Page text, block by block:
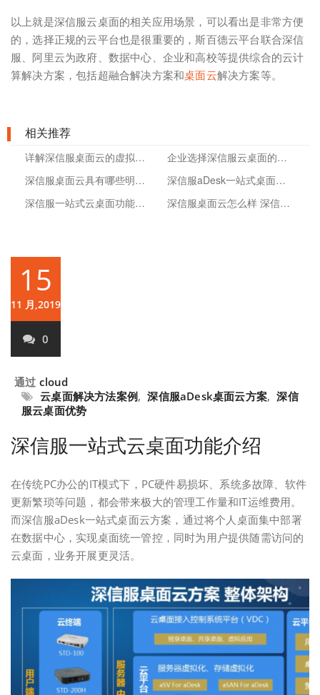
以上就是深信服云桌面的相关应用场景，可以看出是非常方便
的，选择正规的云平台也是很重要的，斯百德云平台联合深信
服、阿里云为政府、数据中心、企业和高校等提供综合的云计
算解决方案，包括超融合解决方案和桌面云解决方案等。
相关推荐
详解深信服桌面云的虚拟存储的分层功能
企业选择深信服云桌面的原因是什么？
深信服桌面云具有哪些明显的优势？
深信服aDesk一站式桌面云方案的作用
深信服一站式云桌面功能介绍
深信服桌面云怎么样 深信服云桌面优势
15
11 月,2019
0
通过 cloud
云桌面解决方法案例, 深信服aDesk桌面云方案, 深信
服云桌面优势
深信服一站式云桌面功能介绍
在传统PC办公的IT模式下，PC硬件易损坏、系统多故障、软件
更新繁琐等问题，都会带来极大的管理工作量和IT运维费用。
而深信服aDesk一站式桌面云方案，通过将个人桌面集中部署
在数据中心，实现桌面统一管控，同时为用户提供随需访问的
云桌面，业务开展更灵活。